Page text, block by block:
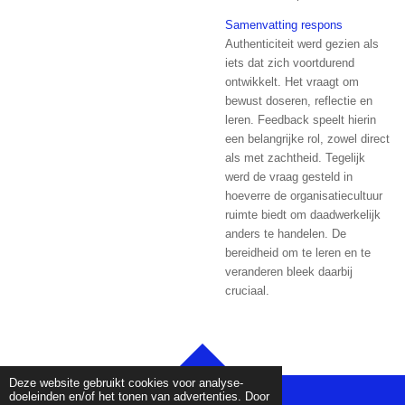
Deze website gebruikt cookies voor analyse-
doeleinden en/of het tonen van advertenties. Door
Samenvatting respons
Authenticiteit werd gezien als
iets dat zich voortdurend
ontwikkelt. Het vraagt om
bewust doseren, reflectie en
leren. Feedback speelt hierin
een belangrijke rol, zowel direct
als met zachtheid. Tegelijk
werd de vraag gesteld in
hoeverre de organisatiecultuur
ruimte biedt om daadwerkelijk
anders te handelen. De
bereidheid om te leren en te
veranderen bleek daarbij
cruciaal.